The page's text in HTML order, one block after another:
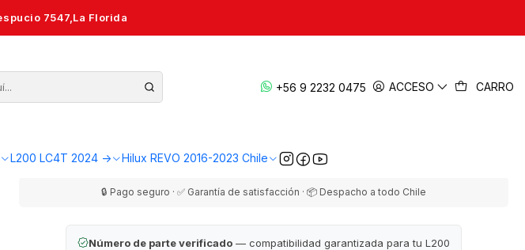
+56 9 2232 0475 ACCESO CARRO
L200 LC4T 2024 -> Hilux REVO 2016-2023 Chile
Pastillas de Freno DAKAR 2020-2023 | Japonés — L200
Cantidad
🔒 Pago seguro · ✅ Garantía de satisfacción · 📦 Despacho a todo Chile
Número de parte verificado— compatibilidad garantizada para tu L200